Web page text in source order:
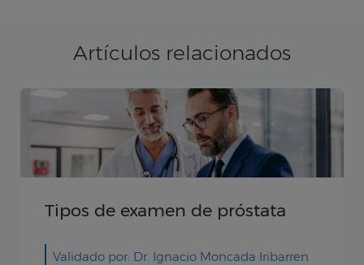
Artículos relacionados
Tipos de examen de próstata
Validado por: Dr. Ignacio Moncada Iribarren